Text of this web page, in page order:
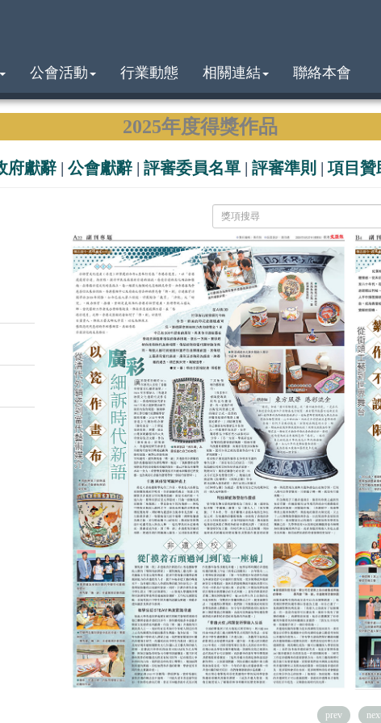
公會活動 行業動態 相關連結 聯絡本會
2025年度得獎作品
府獻辭 | 公會獻辭 | 評審委員名單 | 評審準則 | 項目贊
prev